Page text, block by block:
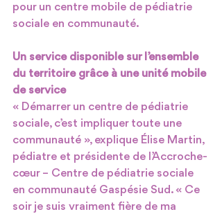
pour un centre mobile de pédiatrie
sociale en communauté.
Un service disponible sur l’ensemble
du territoire grâce à une unité mobile
de service
« Démarrer un centre de pédiatrie
sociale, c’est impliquer toute une
communauté », explique Élise Martin,
pédiatre et présidente de l’Accroche-
cœur – Centre de pédiatrie sociale
en communauté Gaspésie Sud. « Ce
soir je suis vraiment fière de ma